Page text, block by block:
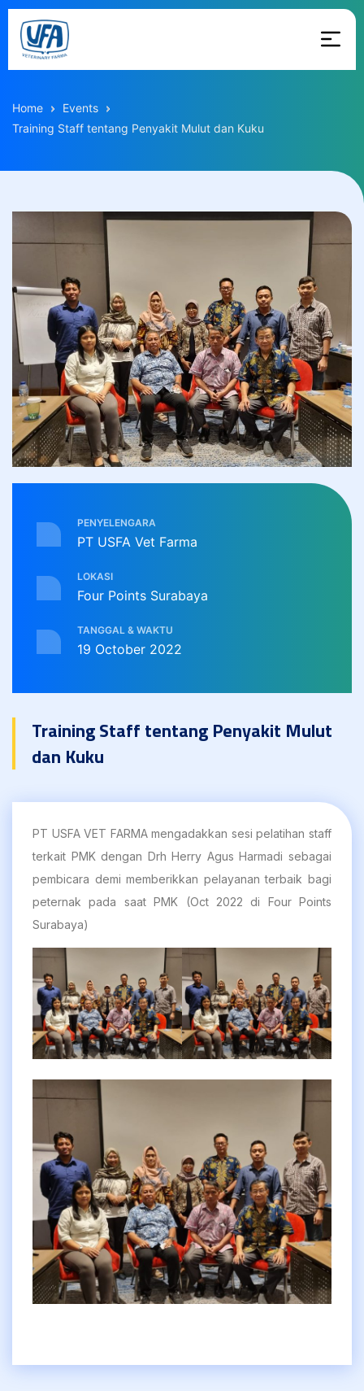
Skip
content
USFA
Farma
Home
Events
Training Staff tentang Penyakit Mulut dan Kuku
PENYELENGARA
PT USFA Vet Farma
LOKASI
Four Points Surabaya
TANGGAL & WAKTU
19 October 2022
Training Staff tentang Penyakit Mulut
dan Kuku
PT USFA VET FARMA mengadakkan sesi pelatihan staff
terkait PMK dengan Drh Herry Agus Harmadi sebagai
pembicara demi memberikkan pelayanan terbaik bagi
peternak pada saat PMK (Oct 2022 di Four Points
Surabaya)